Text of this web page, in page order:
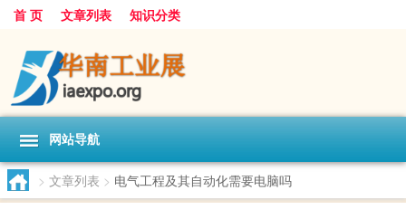
首 页 文章列表 知识分类
网站导航
> 文章列表 > 电气工程及其自动化需要电脑吗